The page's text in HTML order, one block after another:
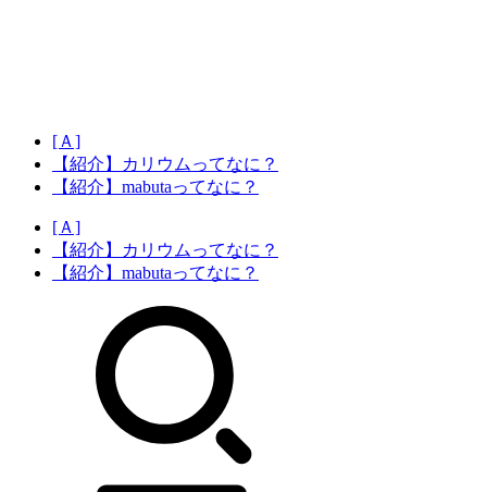
[Ａ]
【紹介】カリウムってなに？
【紹介】mabutaってなに？
[Ａ]
【紹介】カリウムってなに？
【紹介】mabutaってなに？